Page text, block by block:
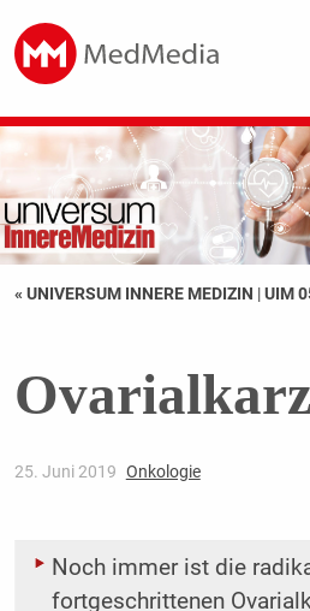
« UNIVERSUM INNERE MEDIZIN |UIM
25. Juni 2019 Onkologie
Noch immer ist die
fortgeschrittenen